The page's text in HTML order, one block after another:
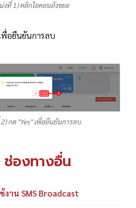
งที่ 1) คลิกไอคอนถังขยะ
พื่อยืนยันการลบ
กด "Yes" เพื่อยืนยันการลบ
องทางอื่น
งาน SMS Broadcast